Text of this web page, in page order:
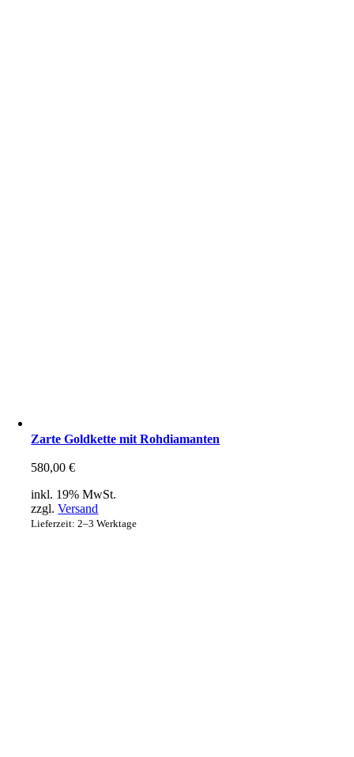
Zarte Goldkette mit Rohdiamanten
580,00€
inkl. 19% MwSt.
zzgl.Versand
Lieferzeit: 2–3 Werktage